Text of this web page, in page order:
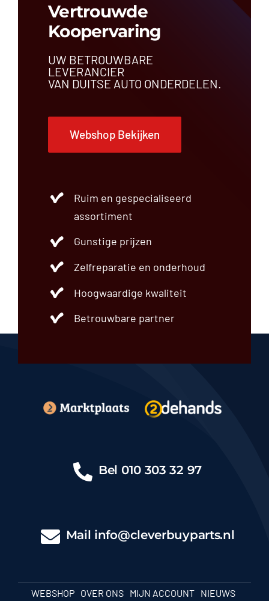
Vertrouwde
Koopervaring
UW BETROUWBARE
LEVERANCIER
VAN DUITSE AUTO ONDERDELEN.
Webshop Bekijken
Ruim en gespecialiseerd
assortiment
Gunstige prijzen
Zelfreparatie en onderhoud
Hoogwaardige kwaliteit
Betrouwbare partner
Bel 010 303 32 97
Mail info@cleverbuyparts.nl
WEBSHOP OVER ONS MIJN ACCOUNT NIEUWS